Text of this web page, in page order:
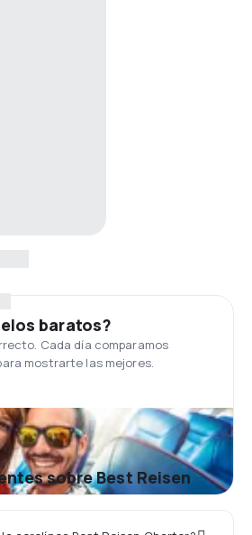
baratos?
Cada día comparamos
mostrarte las mejores.
sobre Best Reisen